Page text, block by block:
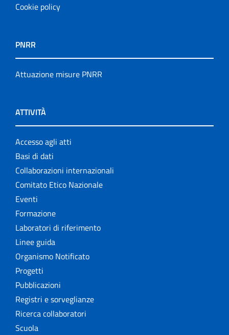
Cookie policy
PNRR
Attuazione misure PNRR
ATTIVITÀ
Accesso agli atti
Basi di dati
Collaborazioni internazionali
Comitato Etico Nazionale
Eventi
Formazione
Laboratori di riferimento
Linee guida
Organismo Notificato
Progetti
Pubblicazioni
Registri e sorveglianze
Ricerca collaboratori
Scuola